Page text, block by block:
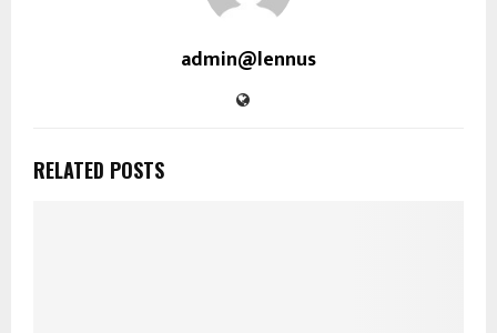
admin@lennus
RELATED POSTS